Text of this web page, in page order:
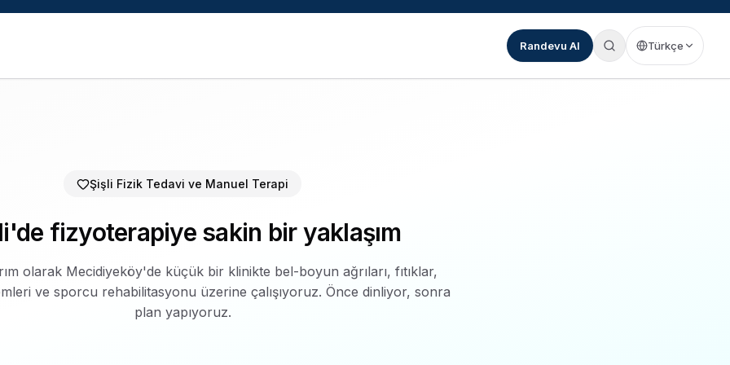
sunar.Ön değerlendirme randevusu al.
Randevu Al Türkçe
Şişli Fizik Tedavi ve Manuel Terapi
fizyoterapiye sakin bir yaklaşım
olarak Mecidiyeköy'de küçük bir klinikte bel-boyun ağrıları, fıtıklar,
ve sporcu rehabilitasyonu üzerine çalışıyoruz. Önce dinliyor, sonra
plan yapıyoruz.